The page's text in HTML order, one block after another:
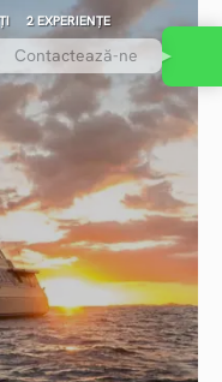
2 EXPERIENȚE
Contactează-ne